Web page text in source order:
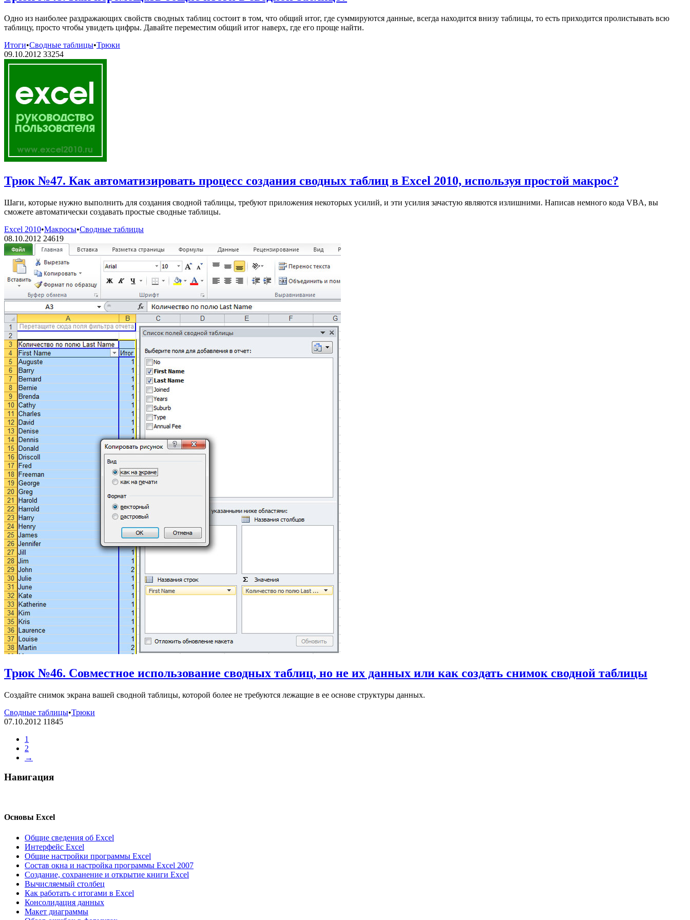
Одно из наиболее раздражающих свойств сводных таблиц состоит в том, что общий итог, где суммируются данные, всегда находится внизу таблицы, то есть приходится пролистывать всю
таблицу, просто чтобы увидеть цифры. Давайте переместим общий итог наверх, где его проще найти.
Итоги•Сводные таблицы•Трюки
09.10.2012 33254
Трюк №47. Как автоматизировать процесс создания сводных таблиц в Excel 2010, используя простой макрос?
Шаги, которые нужно выполнить для создания сводной таблицы, требуют приложения некоторых усилий, и эти усилия зачастую являются излишними. Написав немного кода VBA, вы
сможете автоматически создавать простые сводные таблицы.
Excel 2010•Макросы•Сводные таблицы
08.10.2012 24619
Трюк №46. Совместное использование сводных таблиц, но не их данных или как создать снимок сводной таблицы
Создайте снимок экрана вашей сводной таблицы, которой более не требуются лежащие в ее основе структуры данных.
Сводные таблицы•Трюки
07.10.2012 11845
1
2
→
Навигация
Основы Excel
Общие сведения об Excel
Интерфейс Excel
Общие настройки программы Excel
Состав окна и настройка программы Excel 2007
Создание, сохранение и открытие книги Excel
Вычисляемый столбец
Как работать с итогами в Excel
Консолидация данных
Макет диаграммы